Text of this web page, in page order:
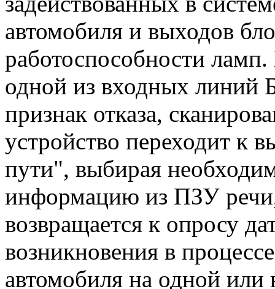
автомобиля и выходов
работоспособности
одной из входных линий
признак отказа,
устройство переходит к
пути", выбирая
информацию из ПЗУ
возвращается к опросу
возникновения в
автомобиля на одной